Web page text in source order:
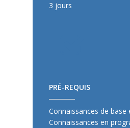
3 jours
PRÉ-REQUIS
Connaissances de base
Connaissances en